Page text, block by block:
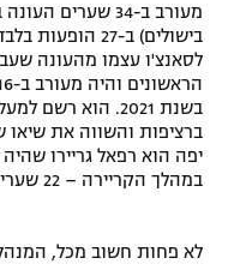
הצטרפות לחבילת
לוח דרושים – ג'ובנט
תגיות
בישולים) ב-27
לסאנצ'ו עצמו מהעונה
בשנת 2021. הוא
ברציפות והשווה את
במהלך הקריירה – 22 שערים ו-28 בישולים.
לא פחות חשוב מכל,